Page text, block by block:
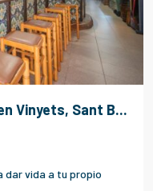
Vinyets, Sant B...
dar vida a tu propio